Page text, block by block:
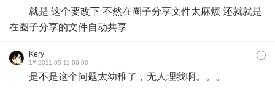
就是 这个要改下 不然在圈子分享文件太麻烦 还就就是
在圈子分享的文件自动共享
Kery
1# 2011-05-11 06:00
是不是这个问题太幼稚了，无人理我啊。。。